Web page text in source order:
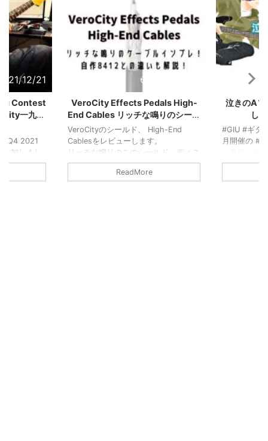
12/21
Contest
一九八
Q4 2021
加しまし
VeroCity Effects Pedals High-
End Cables リッチな鳴りのシール
ド 自作8412との違いは？
VeroCityのシールド、 High-End
Cablesをレビューします。
リッチな鳴りのこのシールド、ディス
トーションサウンドだけでなくクリー
ンでも説得力があります。
ReadMore
泣きのAソ
し
#GIU #ギタ
月開催の #
ました！